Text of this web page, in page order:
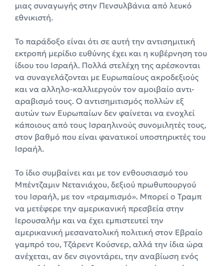
μιας συναγωγής στην Πενσυλβάνια από λευκό
εθνικιστή.
Το παράδοξο είναι ότι σε αυτή την αντισημιτική
εκτροπή μερίδιο ευθύνης έχει και η κυβέρνηση του
ίδιου του Ισραήλ. Πολλά στελέχη της αρέσκονται
να συναγελάζονται με Ευρωπαίους ακροδεξιούς
και να αλληλο-καλλιεργούν τον αμοιβαίο αντι-
αραβισμό τους. Ο αντισημιτισμός πολλών εξ
αυτών των Ευρωπαίων δεν φαίνεται να ενοχλεί
κάποιους από τους Ισραηλινούς συνομιλητές τους,
στον βαθμό που είναι φανατικοί υποστηρικτές του
Ισραήλ.
Το ίδιο συμβαίνει και με τον ενθουσιασμό του
Μπέντζαμιν Νετανιάχου, δεξιού πρωθυπουργού
του Ισραήλ, με τον «τραμπισμό». Μπορεί ο Τραμπ
να μετέφερε την αμερικανική πρεσβεία στην
Ιερουσαλήμ και να έχει εμπιστευτεί την
αμερικανική μεσανατολική πολιτική στον Εβραίο
γαμπρό του, Τζάρεντ Κούσνερ, αλλά την ίδια ώρα
ανέχεται, αν δεν σιγοντάρει, την αναβίωση ενός